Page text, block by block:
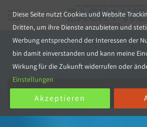
Diese Seite nutzt Cookies und Website
Dritten, um ihre Dienste anzubieten und
Werbung entsprechend der Interessen der
bin damit einverstanden und kann meine
Wirkung für die Zukunft widerrufen oder
Einstellungen
Akzeptieren